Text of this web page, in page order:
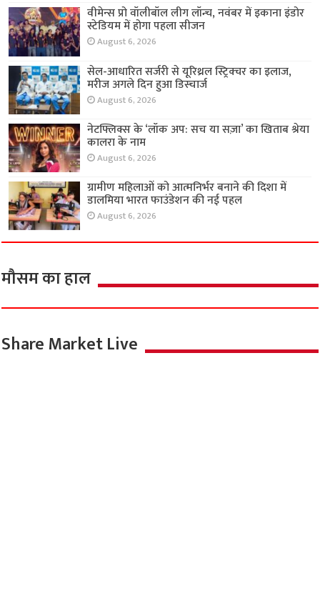
वीमेन्स प्रो वॉलीबॉल लीग लॉन्च, नवंबर में इकाना इंडोर
स्टेडियम में होगा पहला सीजन
August 6, 2026
सेल-आधारित सर्जरी से यूरिथ्रल स्ट्रिक्चर का इलाज,
मरीज अगले दिन हुआ डिस्चार्ज
August 6, 2026
नेटफ्लिक्स के ‘लॉक अप: सच या सज़ा’ का खिताब श्रेया
कालरा के नाम
August 6, 2026
ग्रामीण महिलाओं को आत्मनिर्भर बनाने की दिशा में
डालमिया भारत फाउंडेशन की नई पहल
August 6, 2026
मौसम का हाल
Share Market Live